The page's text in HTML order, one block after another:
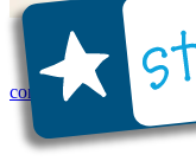
Braccialetto
con Nome - Luminoso